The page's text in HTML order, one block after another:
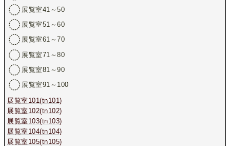
展覧室41～50
展覧室51～60
展覧室61～70
展覧室71～80
展覧室81～90
展覧室91～100
展覧室101(tn101)
展覧室102(tn102)
展覧室103(tn103)
展覧室104(tn104)
展覧室105(tn105)